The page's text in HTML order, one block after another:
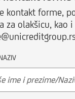
forme,
za olakšicu,